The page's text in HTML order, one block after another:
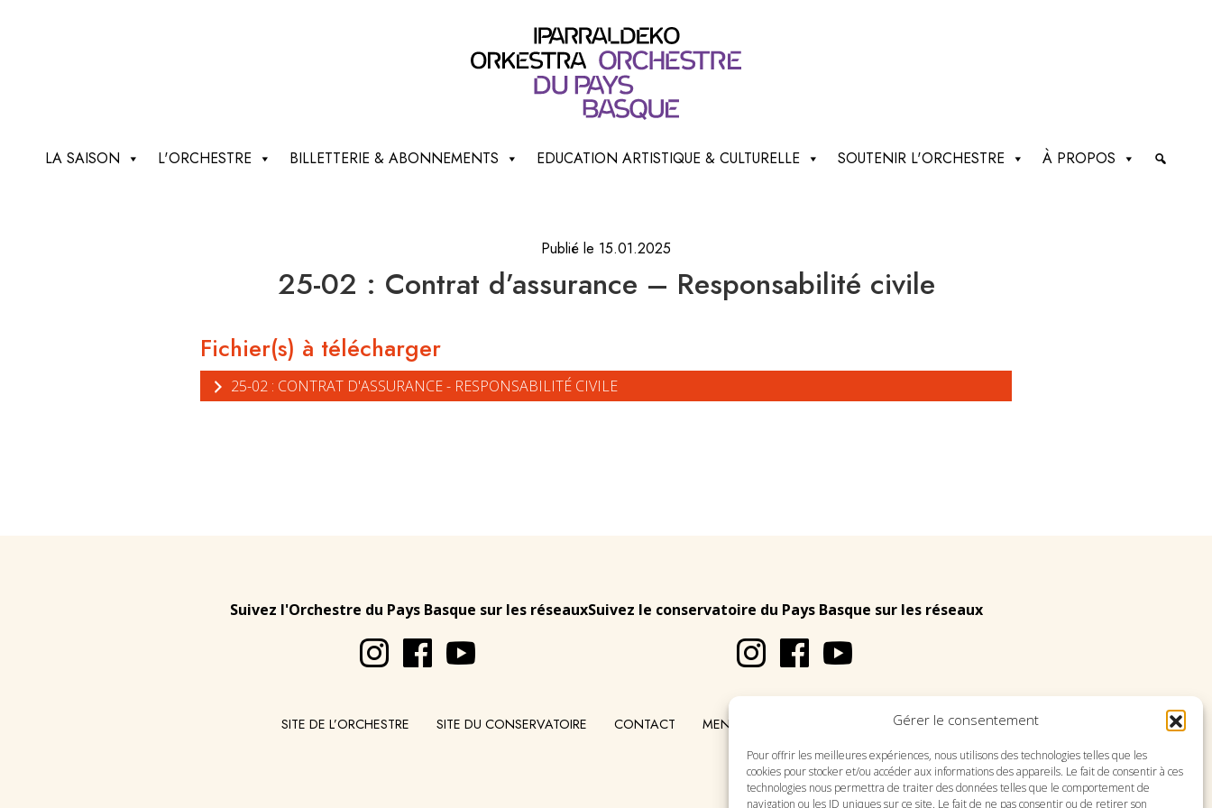
Gérer le consentement
Pour offrir les meilleures expériences, nous utilisons des technologies telles que les
cookies pour stocker et/ou accéder aux informations des appareils. Le fait de consentir à ces
technologies nous permettra de traiter des données telles que le comportement de
navigation ou les ID uniques sur ce site. Le fait de ne pas consentir ou de retirer son
LA SAISON L'ORCHESTRE BILLETTERIE & ABONNEMENTS EDUCATION ARTISTIQUE & CULTURELLE SOUTENIR L'ORCHESTRE À PROPOS
Publié le 15.01.2025
25-02 : Contrat d’assurance – Responsabilité civile
Fichier(s) à télécharger
25-02 : CONTRAT D'ASSURANCE - RESPONSABILITÉ CIVILE
Suivez l'Orchestre du Pays Basque sur les réseauxSuivez le conservatoire du Pays Basque sur les réseaux
SITE DE L’ORCHESTRE SITE DU CONSERVATOIRE CONTACT MENTIONS LÉGALES PLAN DU SITE